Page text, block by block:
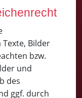
Bilder
bzw.
und
des
ggf. durch